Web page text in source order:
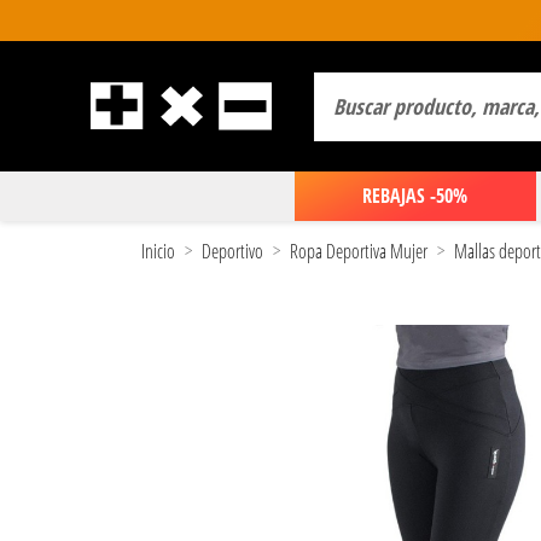
REBAJAS -50%
Inicio Deportivo Ropa Deportiva Mujer Mallas